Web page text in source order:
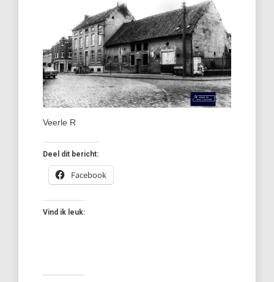
Veerle R
Deel dit bericht:
Facebook
Vind ik leuk: